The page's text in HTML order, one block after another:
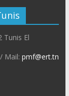
Tunis El
Mail: pmf@ert.tn